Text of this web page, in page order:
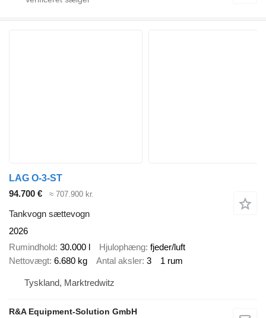
LAG O-3-ST
94.700 €
≈ 707.900 kr.
Tankvogn sættevogn
2026
Rumindhold 30.000 l Hjulophæng fjeder/luft
Nettovægt 6.680 kg Antal aksler 3 1 rum
Tyskland, Marktredwitz
R&A Equipment-Solution GmbH